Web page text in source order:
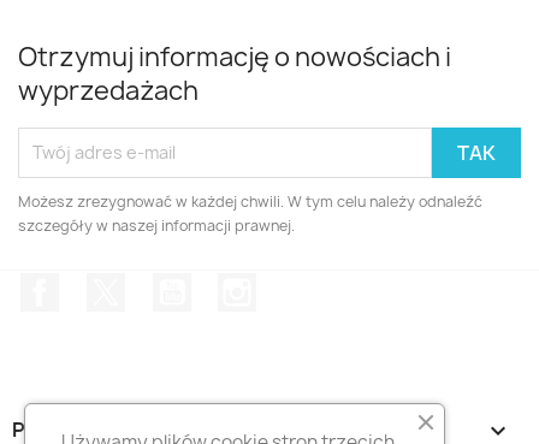
Otrzymuj informację o nowościach i
wyprzedażach
Możesz zrezygnować w każdej chwili. W tym celu należy odnaleźć
szczegóły w naszej informacji prawnej.
PRODUKTY 